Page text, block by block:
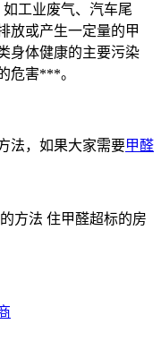
工业废气、汽车尾
放或产生一定量的甲
身体健康的主要污染
危害***。
，如果大家需要甲醛
方法 住甲醛超标的房